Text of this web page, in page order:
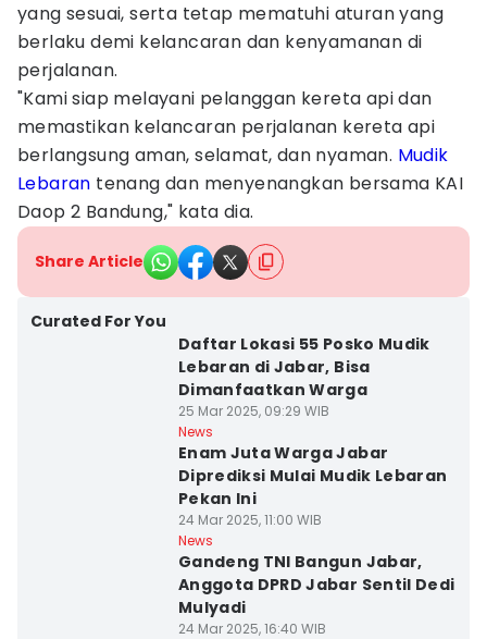
yang sesuai, serta tetap mematuhi aturan yang
berlaku demi kelancaran dan kenyamanan di
perjalanan.
"Kami siap melayani pelanggan kereta api dan
memastikan kelancaran perjalanan kereta api
berlangsung aman, selamat, dan nyaman. Mudik
Lebaran tenang dan menyenangkan bersama KAI
Daop 2 Bandung," kata dia.
Share Article
Curated For You
Daftar Lokasi 55 Posko Mudik
Lebaran di Jabar, Bisa
Dimanfaatkan Warga
25 Mar 2025, 09:29 WIB
News
Enam Juta Warga Jabar
Diprediksi Mulai Mudik Lebaran
Pekan Ini
24 Mar 2025, 11:00 WIB
News
Gandeng TNI Bangun Jabar,
Anggota DPRD Jabar Sentil Dedi
Mulyadi
24 Mar 2025, 16:40 WIB